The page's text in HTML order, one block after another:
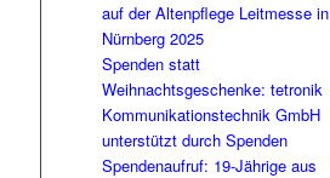
auf der Altenpflege Leitmesse in
Nürnberg 2025
Spenden statt
Weihnachtsgeschenke: tetronik
Kommunikationstechnik GmbH
unterstützt durch Spenden
Spendenaufruf: 19-Jährige aus